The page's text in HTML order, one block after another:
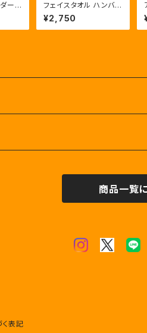
ー
フェイスタオル ハンバー
ガーセット (ブラック)
¥2,750
商品一覧
表記